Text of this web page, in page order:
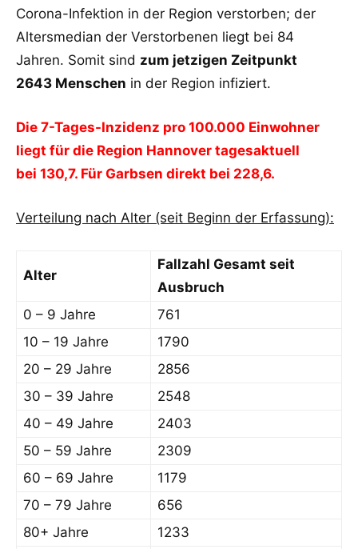
Corona-Infektion in der Region verstorben; der
Altersmedian der Verstorbenen liegt bei 84
Jahren. Somit sind zum jetzigen Zeitpunkt
2643 Menschen in der Region infiziert.
Die 7-Tages-Inzidenz pro 100.000 Einwohner
liegt für die Region Hannover tagesaktuell
bei 130,7. Für Garbsen direkt bei 228,6.
Verteilung nach Alter (seit Beginn der Erfassung):
Alter
Fallzahl Gesamt seit
Ausbruch
0 – 9 Jahre
761
10 – 19 Jahre
1790
20 – 29 Jahre
2856
30 – 39 Jahre
2548
40 – 49 Jahre
2403
50 – 59 Jahre
2309
60 – 69 Jahre
1179
70 – 79 Jahre
656
80+ Jahre
1233